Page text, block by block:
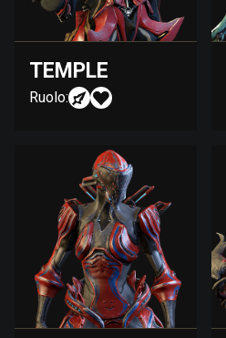
TEMPLE
Ruolo: